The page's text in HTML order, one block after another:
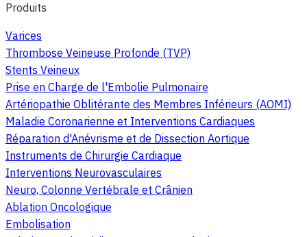
Produits
Varices
Thrombose Veineuse Profonde (TVP)
Stents Veineux
Prise en Charge de l'Embolie Pulmonaire
Artériopathie Oblitérante des Membres Inférieurs (AOMI)
Maladie Coronarienne et Interventions Cardiaques
Réparation d'Anévrisme et de Dissection Aortique
Instruments de Chirurgie Cardiaque
Interventions Neurovasculaires
Neuro, Colonne Vertébrale et Crânien
Ablation Oncologique
Embolisation